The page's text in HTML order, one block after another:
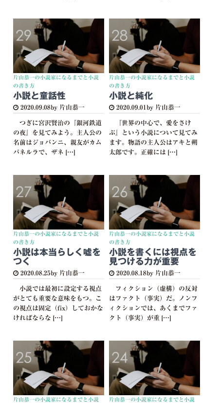
片山恭一の小説家になるまでと小説
の書き方
小説と童話性
2020.09.08by 片山恭一
つぎに宮沢賢治の『銀河鉄道
の夜』を見てみよう。主人公の
名前はジョバンニ、親友がカム
パネルラで、ザネ […]
片山恭一の小説家になるまでと小説
の書き方
小説と純化
2020.09.01 by 片山恭一
『世界の中心で、愛をさけ
ぶ』という小説について見てみ
ます。物語の主人公はアキと朔
太郎です。正確には […]
片山恭一の小説家になるまでと小説
の書き方
小説は本当らしく嘘を
つく
2020.08.25 by 片山恭一
小説では最初に設定する視点
がとても重要な意味をもつ。こ
の視点は固定（fix）しておかな
ければならな […]
片山恭一の小説家になるまでと小説
の書き方
小説を書くには視点を
見つける力が重要
2020.08.18by 片山恭一
フィクション（虚構）の反対
はファクト（事実）だ。ノンフ
ィクションでは、あくまでファ
クト（事実）が重 […]
片山恭一の小説家になるまでと小説
片山恭一の小説家になるまでと小説